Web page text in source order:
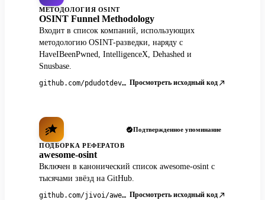
МЕТОДОЛОГИЯ OSINT
OSINT Funnel Methodology
Входит в список компаний, использующих
методологию OSINT-разведки, наряду с
HaveIBeenPwned, IntelligenceX, Dehashed и
Snusbase.
github.com/pdudotdev/ofm Просмотреть исходный код
Подтвержденное упоминание
ПОДБОРКА РЕФЕРАТОВ
awesome-osint
Включен в канонический список awesome-osint с
тысячами звёзд на GitHub.
github.com/jivoi/awesome-osint Просмотреть исходный код